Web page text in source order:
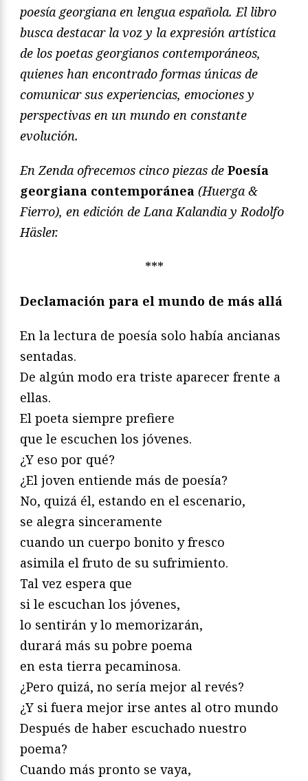
poesía georgiana en lengua española. El libro
busca destacar la voz y la expresión artística
de los poetas georgianos contemporáneos,
quienes han encontrado formas únicas de
comunicar sus experiencias, emociones y
perspectivas en un mundo en constante
evolución.
En Zenda ofrecemos cinco piezas de Poesía
georgiana contemporánea (Huerga &
Fierro), en edición de Lana Kalandia y Rodolfo
Häsler.
***
Declamación para el mundo de más allá
En la lectura de poesía solo había ancianas
sentadas.
De algún modo era triste aparecer frente a
ellas.
El poeta siempre prefiere
que le escuchen los jóvenes.
¿Y eso por qué?
¿El joven entiende más de poesía?
No, quizá él, estando en el escenario,
se alegra sinceramente
cuando un cuerpo bonito y fresco
asimila el fruto de su sufrimiento.
Tal vez espera que
si le escuchan los jóvenes,
lo sentirán y lo memorizarán,
durará más su pobre poema
en esta tierra pecaminosa.
¿Pero quizá, no sería mejor al revés?
¿Y si fuera mejor irse antes al otro mundo
Después de haber escuchado nuestro
poema?
Cuando más pronto se vaya,